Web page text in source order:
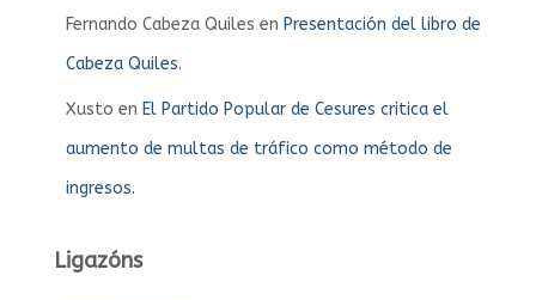
Fernando Cabeza Quiles en Presentación del libro de
Cabeza Quiles.
Xusto en El Partido Popular de Cesures critica el
aumento de multas de tráfico como método de
ingresos.
Ligazóns